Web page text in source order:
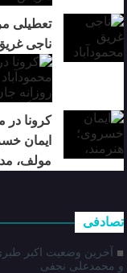
تعطیلی
ناجی
کرونا در
ایمان
مولف،
تصادفی
آخرین وضعیت اکبر
و محمدعلی نجفی